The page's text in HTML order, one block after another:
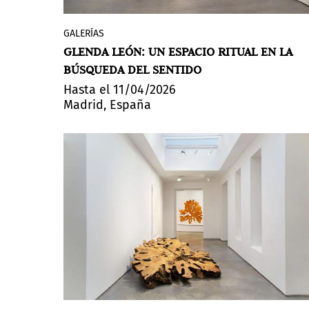
Glenda León crea en un espacio donde
arte, sonido y danza dialogan frente al
desgaste de los sistemas tradicionales de
creencias, a través de símbolos que
permiten repensar el sentido de lo
GALERÍAS
GLENDA LEÓN: UN ESPACIO RITUAL EN LA
BÚSQUEDA DEL SENTIDO
Hasta el 11/04/2026
Madrid, España